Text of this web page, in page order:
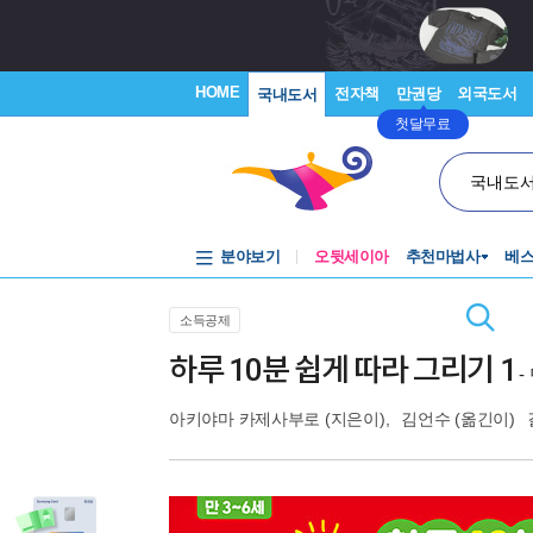
HOME 국내도서 전자책 만권당
첫달무료
외국도서
국내도
분야보기 오뒷세이아 추천마법사 베
소득공제
하루 10분 쉽게 따라 그리기 1 -
아키야마 카제사부로 (지은이), 김언수 (옮긴이)